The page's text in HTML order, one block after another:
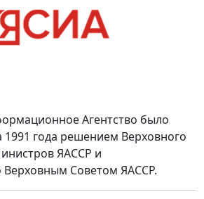
Агентство было
1991 года решением Верховного
ЯАССР и
Верховным Советом ЯАССР.